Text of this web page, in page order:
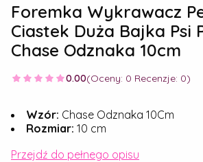
Foremka Wykrawacz
Ciastek Duża Bajka Psi
Chase Odznaka 10cm
0.00(Oceny: 0 Recenzje: 0)
Wzór: Chase Odznaka 10Cm
Rozmiar: 10 cm
Przejdź do pełnego opisu